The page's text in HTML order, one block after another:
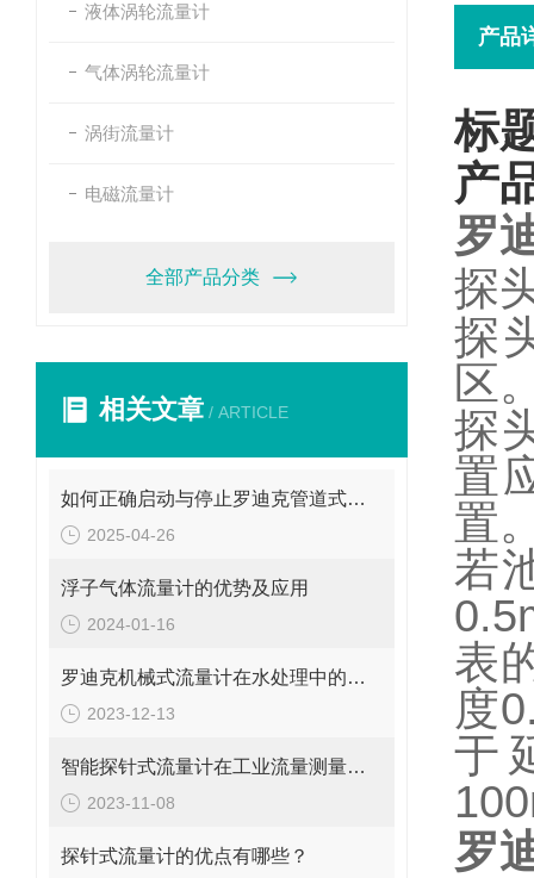
液体涡轮流量计
气体涡轮流量计
涡街流量计
电磁流量计
全部产品分类
相关文章 / ARTICLE
如何正确启动与停止罗迪克管道式流量计？操作要点要牢记
2025-04-26
浮子气体流量计的优势及应用
2024-01-16
罗迪克机械式流量计在水处理中的应用
2023-12-13
智能探针式流量计在工业流量测量中的应用
2023-11-08
探针式流量计的优点有哪些？
产品
标
产
罗
探
探
区
探
置
置
若
表
度
于
罗